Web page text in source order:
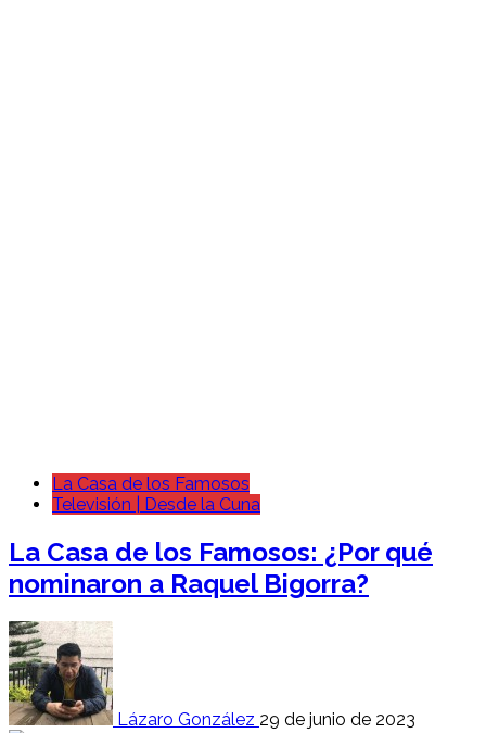
La Casa de los Famosos
Televisión | Desde la Cuna
La Casa de los Famosos: ¿Por qué
nominaron a Raquel Bigorra?
Lázaro González 29 de junio de 2023